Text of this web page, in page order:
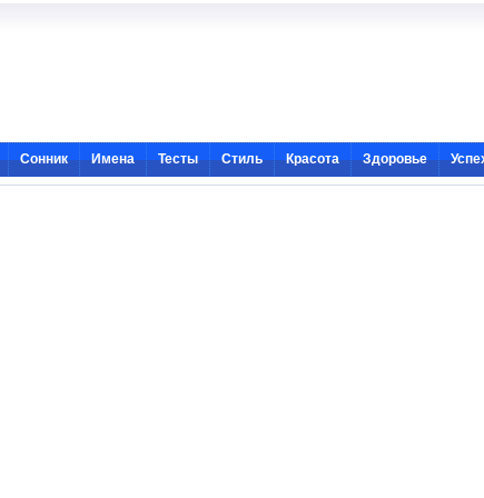
Сонник Имена Тесты Стиль Красота Здоровье